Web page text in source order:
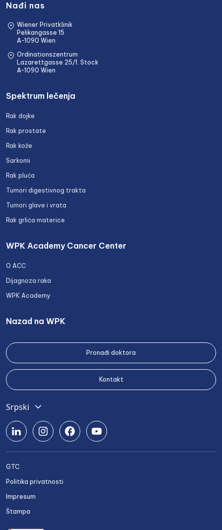
Nađi nas
Wiener Privatklinik
Pelikangasse 15
A-1090 Wien
Ordinationszentrum
Lazarettgasse 25/1. Stock
A-1090 Wien
Spektrum lečenja
Rak dojke
Rak prostate
Rak kože
Sarkomi
Rak pluća
Tumori digestivnog trakta
Tumori glave i vrata
Rak grlića materice
WPK Academy Cancer Center
O ACC
Dijagnoza raka
WPK Academy
Nazad na WPK
Pronađi doktora
Kontakt
Srpski
English
Deutsch
Română
Български
GTC
Politika privatnosti
Impresum
Štampa